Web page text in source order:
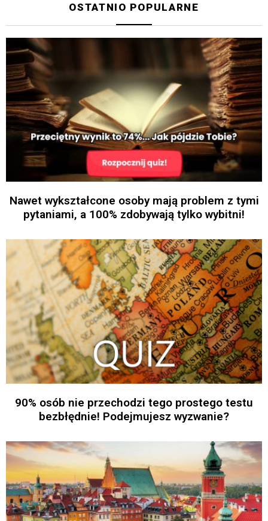
OSTATNIO POPULARNE
Nawet wykształcone osoby mają problem z tymi
pytaniami, a 100% zdobywają tylko wybitni!
90% osób nie przechodzi tego prostego testu
bezbłędnie! Podejmujesz wyzwanie?